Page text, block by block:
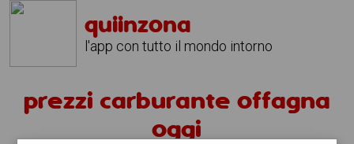
quiinzona
l'app con tutto il mondo intorno
prezzi carburante offagna
oggi